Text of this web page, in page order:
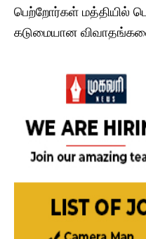
பெற்றோர்கள் மத்தியில்
கடுமையான